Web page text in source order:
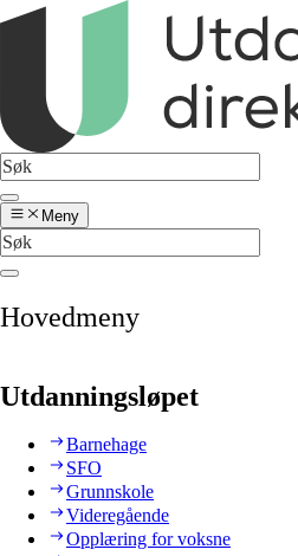
Meny
Hovedmeny
Utdanningsløpet
Barnehage
SFO
Grunnskole
Videregående
Opplæring for voksne